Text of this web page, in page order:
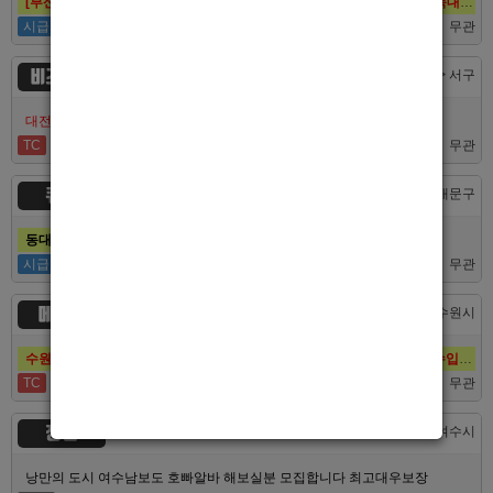
시급
무관
비즈니스 대전 > 서구
대전호빠 최고의 팀 브라더에서 선수 추가모집합니다!
TC
무관
큐브 서울 > 동대문구
동대문호빠 큐브, 장안동호빠 최고의 대우로 선수 모집합니다.
시급
무관
메이드 경기 > 수원시
수원호빠 메이드, 인계동호빠 1등 최고의 선수, 알바 대모집, 복지최고, 수입최고
TC
무관
정원 전남 > 여수시
낭만의 도시 여수남보도 호빠알바 해보실분 모집합니다 최고대우보장